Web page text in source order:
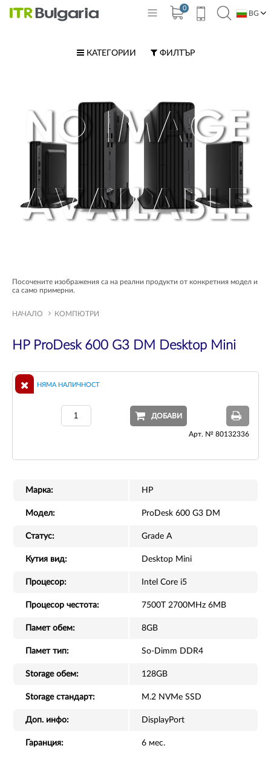
0
BG
КАТЕГОРИИ ФИЛТЪР
Посочените изображения са на реални продукти от конкретния модел и
са само примерни.
НАЧАЛО КОМПЮТРИ
HP ProDesk 600 G3 DM Desktop Mini
НЯМА НАЛИЧНОСТ
ДОБАВИ
Арт. № 80132336
Марка: HP
Модел: ProDesk 600 G3 DM
Статус: Grade A
Кутия вид: Desktop Mini
Процесор: Intel Core i5
Процесор честота: 7500T 2700MHz 6MB
Памет обем: 8GB
Памет тип: So-Dimm DDR4
Storage обем: 128GB
Storage стандарт: M.2 NVMe SSD
Доп. инфо: DisplayPort
Гаранция: 6 мес.